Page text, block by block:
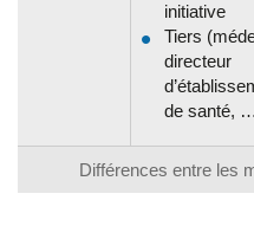
Différences entre les
initiative
Tiers
directeur
de santé,